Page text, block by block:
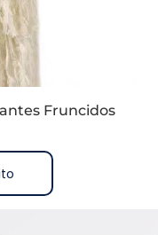
Fruncidos